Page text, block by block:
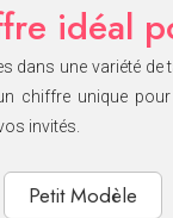
idéal
une variété
chiffre unique
invités.
Petit Modèle